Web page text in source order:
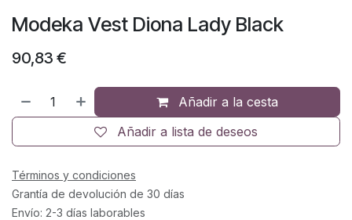
Modeka Vest Diona Lady Black
90,83 €
Añadir a la cesta
Añadir a lista de deseos
Términos y condiciones
Grantía de devolución de 30 días
Envío: 2-3 días laborables